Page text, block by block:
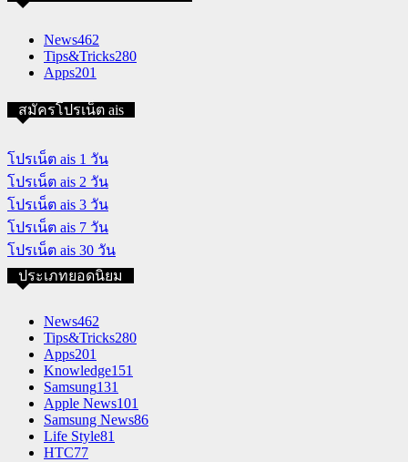
News462
Tips&Tricks280
Apps201
สมัครโปรเน็ต ais
โปรเน็ต ais 1 วัน
โปรเน็ต ais 2 วัน
โปรเน็ต ais 3 วัน
โปรเน็ต ais 7 วัน
โปรเน็ต ais 30 วัน
ประเภทยอดนิยม
News462
Tips&Tricks280
Apps201
Knowledge151
Samsung131
Apple News101
Samsung News86
Life Style81
HTC77